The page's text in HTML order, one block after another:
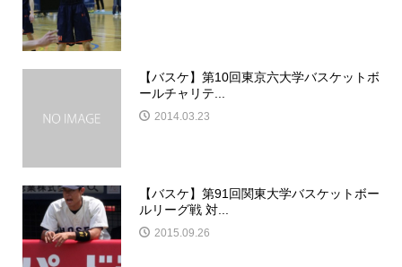
【バスケ】第10回東京六大学バスケットボ
ールチャリテ...
2014.03.23
【バスケ】第91回関東大学バスケットボー
ルリーグ戦 対...
2015.09.26